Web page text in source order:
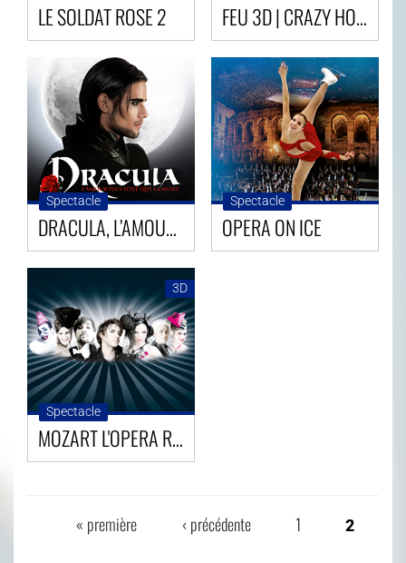
LE SOLDAT ROSE 2 FEU 3D | CRAZY HORSE PARIS
Spectacle
DRACULA, L’AMOUR PLUS FORT QUE LA MORT
Spectacle
OPERA ON ICE
3D
Spectacle
MOZART L'OPERA ROCK
PAGES« première ‹ précédente 1 2